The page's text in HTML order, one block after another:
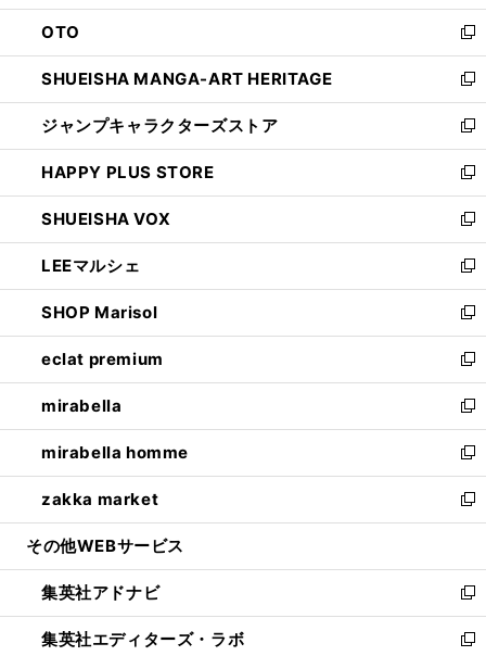
ウ
で
開
く
ン
ド
ウ
で
開
く
OTO
新
し
い
ウ
ィ
ン
ド
ウ
で
開
く
SHUEISHA MANGA-ART HERITAGE
新
し
い
ウ
ィ
ン
ド
ウ
で
開
く
ジャンプキャラクターズストア
新
し
い
ウ
ィ
ン
ド
ウ
で
開
く
HAPPY PLUS STORE
新
し
い
ウ
ィ
ン
ド
ウ
で
開
く
SHUEISHA VOX
新
し
い
ウ
ィ
ン
ド
ウ
で
開
く
LEEマルシェ
新
し
い
ウ
ィ
ン
ド
ウ
で
開
く
SHOP Marisol
新
し
い
ウ
ィ
ン
ド
ウ
で
開
eclat premium
新
し
い
ウ
ィ
ン
ド
ウ
開
く
mirabella
新
し
い
ウ
ィ
ン
ウ
で
開
く
mirabella homme
新
し
い
ウ
ン
ド
ウ
で
zakka market
新
し
ウ
ィ
ン
ド
その他WEBサービス
集英社アドナビ
新
し
い
集英社エディターズ・ラボ 新